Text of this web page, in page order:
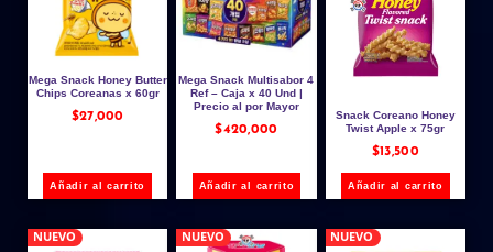
Mega Snack Honey Butter
Chips Coreanas x 60gr
$27,000
Añadir al carrito
Mega Snack Multisabor 4
Ref – Caja x 40 Und |
Precio al por Mayor
$420,000
Añadir al carrito
Snack Coreano Honey
Twist Apple x 75gr
$13,500
Añadir al carrito
NUEVO NUEVO NUEVO